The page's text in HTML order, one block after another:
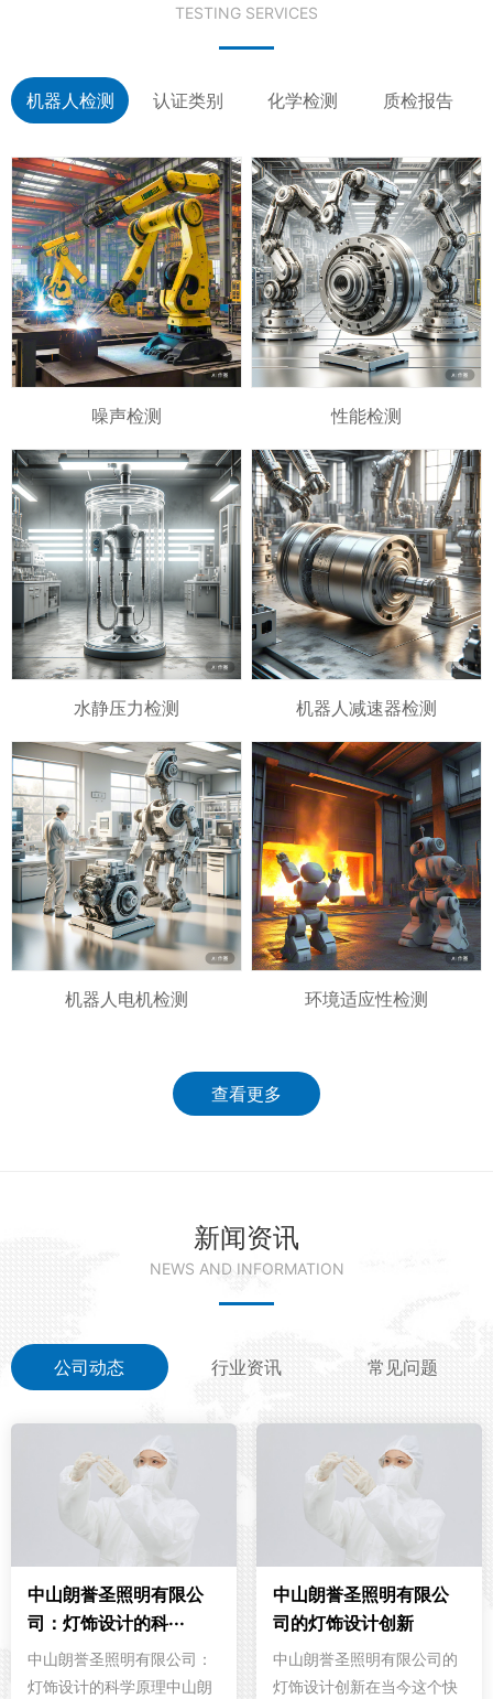
TESTING SERVICES
机器人检测 认证类别 化学检测 质检报告
噪声检测 性能检测
水静压力检测 机器人减速器检测
机器人电机检测 环境适应性检测
查看更多
新闻资讯
NEWS AND INFORMATION
公司动态 行业资讯 常见问题
中山朗誉圣照明有限公
司：灯饰设计的科···
中山朗誉圣照明有限公司：
灯饰设计的科学原理中山朗
中山朗誉圣照明有限公
司的灯饰设计创新
中山朗誉圣照明有限公司的
灯饰设计创新在当今这个快